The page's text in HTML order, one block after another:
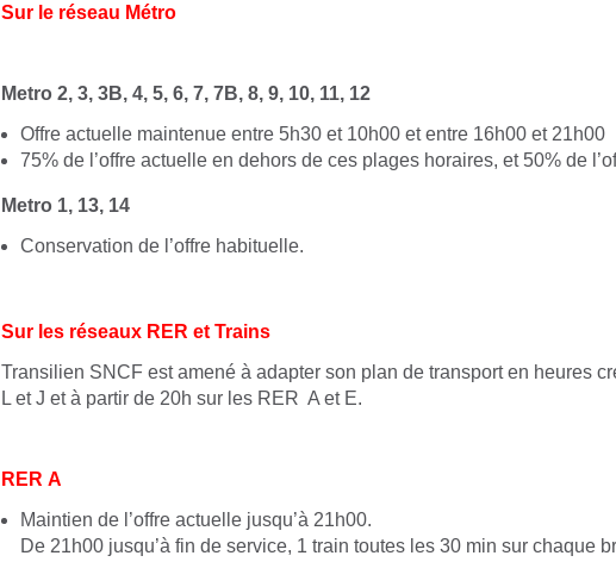
Sur le réseau Métro
Metro 2, 3, 3B, 4, 5, 6, 7, 7B, 8, 9, 10, 11, 12
Offre actuelle maintenue entre 5h30 et 10h00 et entre 16h00 et 21h00
75% de l’offre actuelle en dehors de ces plages horaires, et 50% de
Metro 1, 13, 14
Conservation de l’offre habituelle.
Sur les réseaux RER et Trains
Transilien SNCF est amené à adapter son plan de transport en heures
L et J et à partir de 20h sur les RER A et E.
RER A
Maintien de l’offre actuelle jusqu’à 21h00.
De 21h00 jusqu’à fin de service, 1 train toutes les 30 min sur chaque